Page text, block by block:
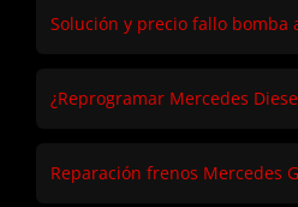
Solución y precio fallo bomba
¿Reprogramar Mercedes
Reparación frenos Mercedes